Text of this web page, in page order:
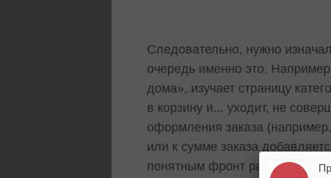
Следовательно, нужно
очередь именно это.
дома», изучает страницу
в корзину и... уходит, не
оформления заказа
или к сумме заказа
понятным фронт работ. То